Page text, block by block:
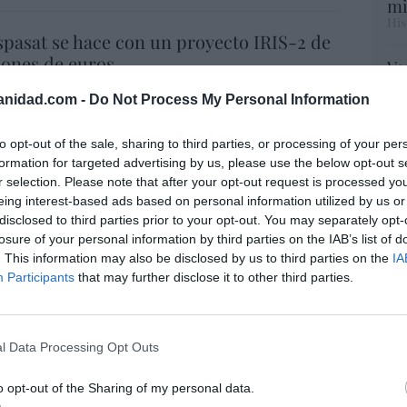
- Do Not Process My Personal Information
opt-out of the sale, sharing to third parties, or processing of your
for targeted advertising by us, please use the below opt-out
selection. Please note that after your opt-out request is processed
interest-based ads based on personal information utilized by us
to third parties prior to your opt-out. You may separately
of your personal information by third parties on the IAB’s list of
This information may also be disclosed by us to third parties on the
Participants that may further disclose it to other third parties.
Data Processing Opt Outs
opt-out of the Sharing of my personal data.
se hace con un proyecto IRIS-2 de
de euros
07/08/26 15:07
Discovery’ asume ya 600 millones en
fusión con Paramount
07/08/26 15:10
británica easyJet pasará a manos del
posible: Apollo... pero no podrá hacerse
Comienza el diálogo entre chavismo y